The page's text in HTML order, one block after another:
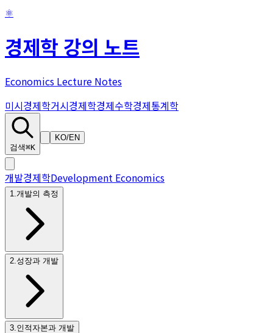
⚛
경제학 강의 노트
Economics Lecture Notes
미시경제학거시경제학경제수학경제통계학
검색⌘K
KO/EN
개발경제학Development Economics
1 개발의 측정
2 성장과 개발
3 인적자본과 개발